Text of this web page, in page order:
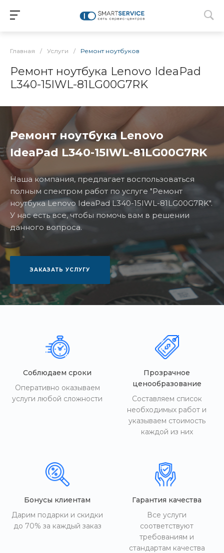
Главная / Услуги / Ремонт ноутбуков
Ремонт ноутбука Lenovo IdeaPad
L340-15IWL-81LG00G7RK
Ремонт ноутбука Lenovo
IdeaPad L340-15IWL-81LG00G7RK
Наша компания, предлагает воспользоваться
полным спектром работ по услуге "Ремонт
ноутбука Lenovo IdeaPad L340-15IWL-81LG00G7RK".
У нас есть все, чтобы помочь вам в решении
данного вопроса.
ЗАКАЗАТЬ УСЛУГУ
Соблюдаем сроки
Оперативно оказываем
услуги любой сложности
Прозрачное
ценообразование
Составляем список
необходимых работ и
указываем стоимость
каждой из них
Бонусы клиентам
Дарим подарки и скидки
до 70% за каждый заказ
Гарантия качества
Все услуги
соответствуют
требованиям и
стандартам качества